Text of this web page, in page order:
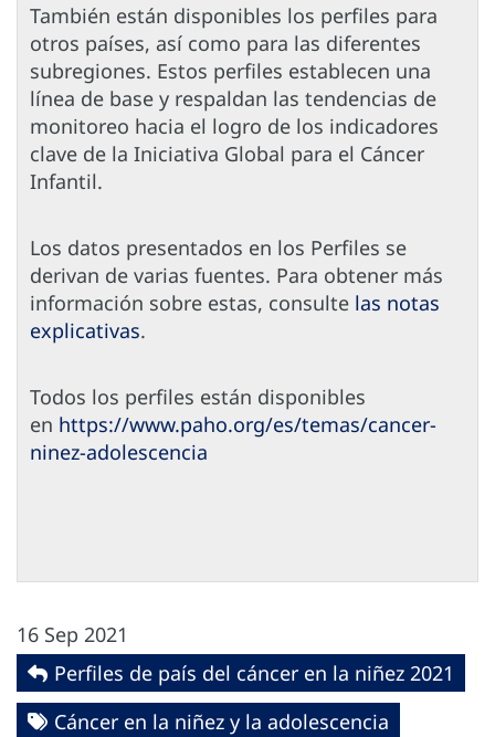
También están disponibles los perfiles para
otros países, así como para las diferentes
subregiones. Estos perfiles establecen una
línea de base y respaldan las tendencias de
monitoreo hacia el logro de los indicadores
clave de la Iniciativa Global para el Cáncer
Infantil.
Los datos presentados en los Perfiles se
derivan de varias fuentes. Para obtener más
información sobre estas, consulte las notas
explicativas.
Todos los perfiles están disponibles
en https://www.paho.org/es/temas/cancer-
ninez-adolescencia
16 Sep 2021
Perfiles de país del cáncer en la niñez 2021
Cáncer en la niñez y la adolescencia